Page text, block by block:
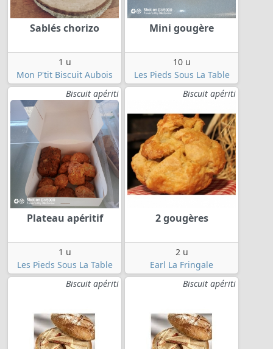
Sablés chorizo
1 u
Mon P'tit Biscuit Aubois
Mini gougère
10 u
Les Pieds Sous La Table
Biscuit apériti
Plateau apéritif
1 u
Les Pieds Sous La Table
Biscuit apériti
2 gougères
2 u
Earl La Fringale
Biscuit apériti
Biscuit apériti